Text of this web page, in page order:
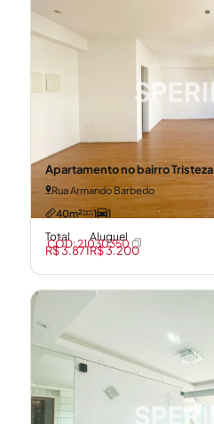
Apartamento no bairro Tristeza
Rua Armando Barbedo
40m²
1 1
Total
R$ 3.871
Aluguel
R$ 3.200
CÓD: 21030350